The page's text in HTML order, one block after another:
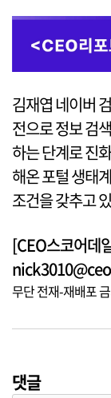
김재엽 네이버
전으로 정보 검
하는 단계로 진
해온 포털 생태
조건을 갖추고
[CEO스코어데
무단 전재-재배포
댓글